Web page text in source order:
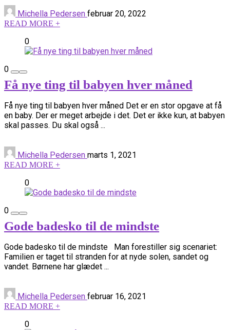
Michella Pedersen februar 20, 2022
READ MORE +
0
0
Få nye ting til babyen hver måned
Få nye ting til babyen hver måned Det er en stor opgave at få
en baby. Der er meget arbejde i det. Det er ikke kun, at babyen
skal passes. Du skal også ...
Michella Pedersen marts 1, 2021
READ MORE +
0
0
Gode badesko til de mindste
Gode badesko til de mindste Man forestiller sig scenariet:
Familien er taget til stranden for at nyde solen, sandet og
vandet. Børnene har glædet ...
Michella Pedersen februar 16, 2021
READ MORE +
0